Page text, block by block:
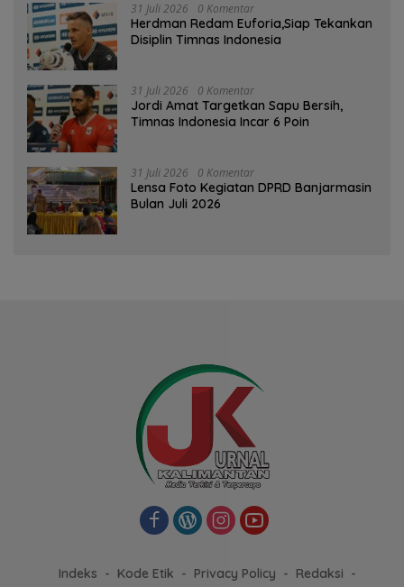
31 Juli 2026 0 Komentar
Herdman Redam Euforia,Siap Tekankan
Disiplin Timnas Indonesia
31 Juli 2026 0 Komentar
Jordi Amat Targetkan Sapu Bersih,
Timnas Indonesia Incar 6 Poin
31 Juli 2026 0 Komentar
Lensa Foto Kegiatan DPRD Banjarmasin
Bulan Juli 2026
Indeks Kode Etik Privacy Policy
Redaksi